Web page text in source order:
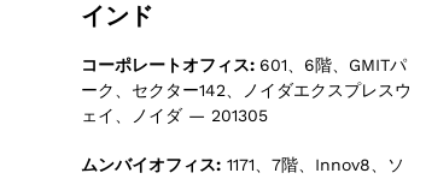
インド
コーポレートオフィス: 601、6階、GMITパ
ーク、セクター142、ノイダエクスプレスウ
ェイ、ノイダ — 201305
ムンバイオフィス: 1171、7階、Innov8、ソ